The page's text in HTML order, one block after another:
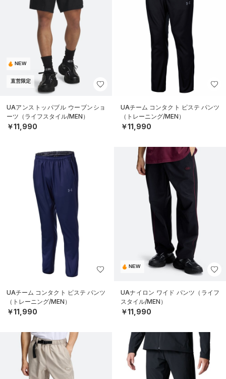
NEW
直営限定
UAアンストッパブル ウーブンショ
ーツ（ライフスタイル/MEN）
￥11,990
UAチーム コンタクト ピステ パンツ
（トレーニング/MEN）
￥11,990
UAチーム コンタクト ピステ パンツ
（トレーニング/MEN）
￥11,990
NEW
UAナイロン ワイド パンツ（ライフ
スタイル/MEN）
￥11,990